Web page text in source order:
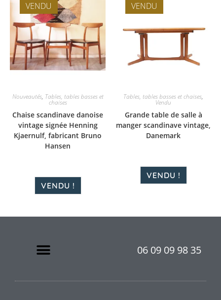
VENDU
Nouveautés, Tables, tables basses et
chaises
Chaise scandinave danoise
vintage signée Henning
Kjaernulf, fabricant Bruno
Hansen
VENDU !
VENDU
Tables, tables basses et chaises,
Vendu
Grande table de salle à
manger scandinave vintage,
Danemark
VENDU !
06 09 09 98 35